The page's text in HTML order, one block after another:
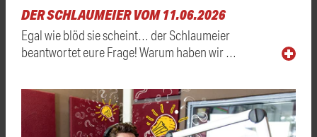
DER SCHLAUMEIER VOM 11.06.2026
Egal wie blöd sie scheint… der Schlaumeier
beantwortet eure Frage! Warum haben wir …